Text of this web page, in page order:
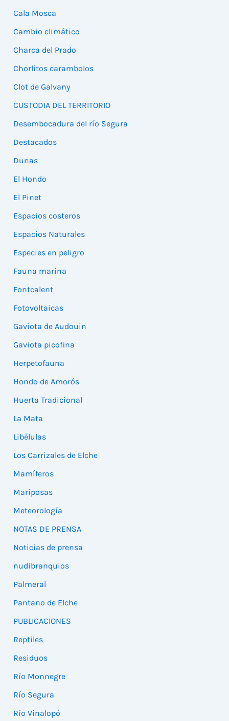
Cala Mosca
Cambio climático
Charca del Prado
Chorlitos carambolos
Clot de Galvany
CUSTODIA DEL TERRITORIO
Desembocadura del río Segura
Destacados
Dunas
El Hondo
El Pinet
Espacios costeros
Espacios Naturales
Especies en peligro
Fauna marina
Fontcalent
Fotovoltaicas
Gaviota de Audouin
Gaviota picofina
Herpetofauna
Hondo de Amorós
Huerta Tradicional
La Mata
Libélulas
Los Carrizales de Elche
Mamíferos
Mariposas
Meteorología
NOTAS DE PRENSA
Noticias de prensa
nudibranquios
Palmeral
Pantano de Elche
PUBLICACIONES
Reptiles
Residuos
Río Monnegre
Río Segura
Río Vinalopó